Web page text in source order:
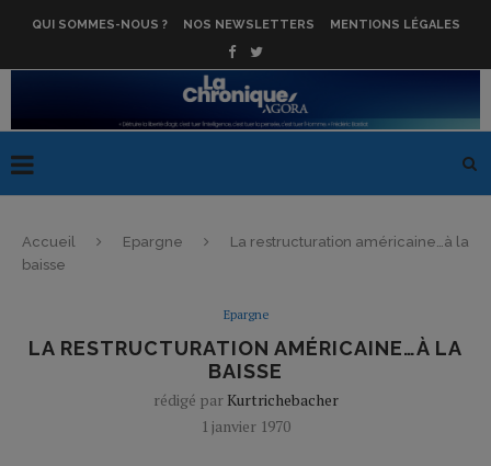
QUI SOMMES-NOUS ? NOS NEWSLETTERS MENTIONS LÉGALES
Accueil Epargne
La restructuration américaine…à la
baisse
Epargne
LA RESTRUCTURATION AMÉRICAINE…À LA
BAISSE
rédigé par Kurtrichebacher
1 janvier 1970